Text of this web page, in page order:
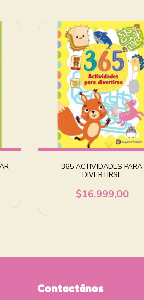
365 ACTIVIDADES PARA
DIVERTIRSE
$16.999,00
Contactános